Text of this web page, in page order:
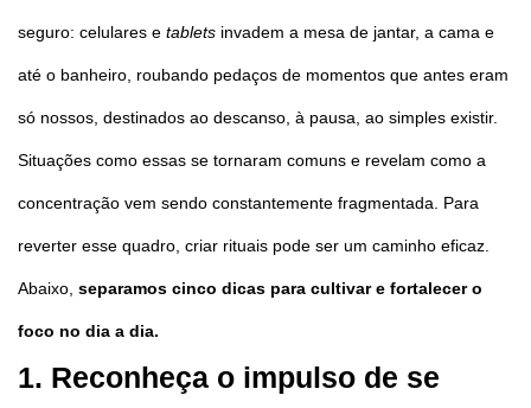
seguro: celulares e tablets invadem a mesa de jantar, a cama e
até o banheiro, roubando pedaços de momentos que antes eram
só nossos, destinados ao descanso, à pausa, ao simples existir.
Situações como essas se tornaram comuns e revelam como a
concentração vem sendo constantemente fragmentada. Para
reverter esse quadro, criar rituais pode ser um caminho eficaz.
Abaixo, separamos cinco dicas para cultivar e fortalecer o
foco no dia a dia.
1. Reconheça o impulso de se